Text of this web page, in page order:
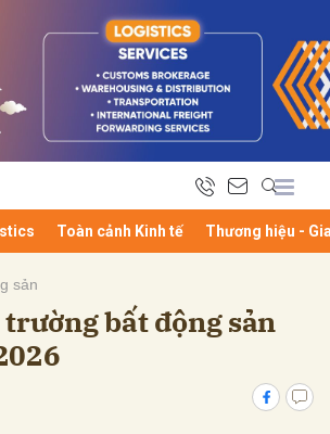
Toàn cảnh Kinh tế Thương hiệu -
sản
bất động sản
Hủy